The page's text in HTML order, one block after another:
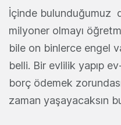
İçinde bulunduğumuz
milyoner olmayı
bile on binlerce engel
belli. Bir evlilik yapıp
borç ödemek
zaman yaşayacaksın